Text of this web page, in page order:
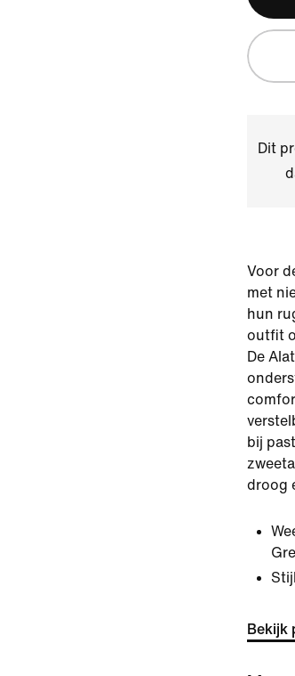
Dit
Voor
met
hun
outfit
De
bij
droog
Bekijk